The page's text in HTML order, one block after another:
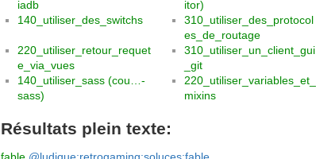
iadb
itor)
140_utiliser_des_switchs
310_utiliser_des_protocol
es_de_routage
220_utiliser_retour_requet
e_via_vues
310_utiliser_un_client_gui
_git
140_utiliser_sass (cou…-
sass)
220_utiliser_variables_et_
mixins
Résultats plein texte: